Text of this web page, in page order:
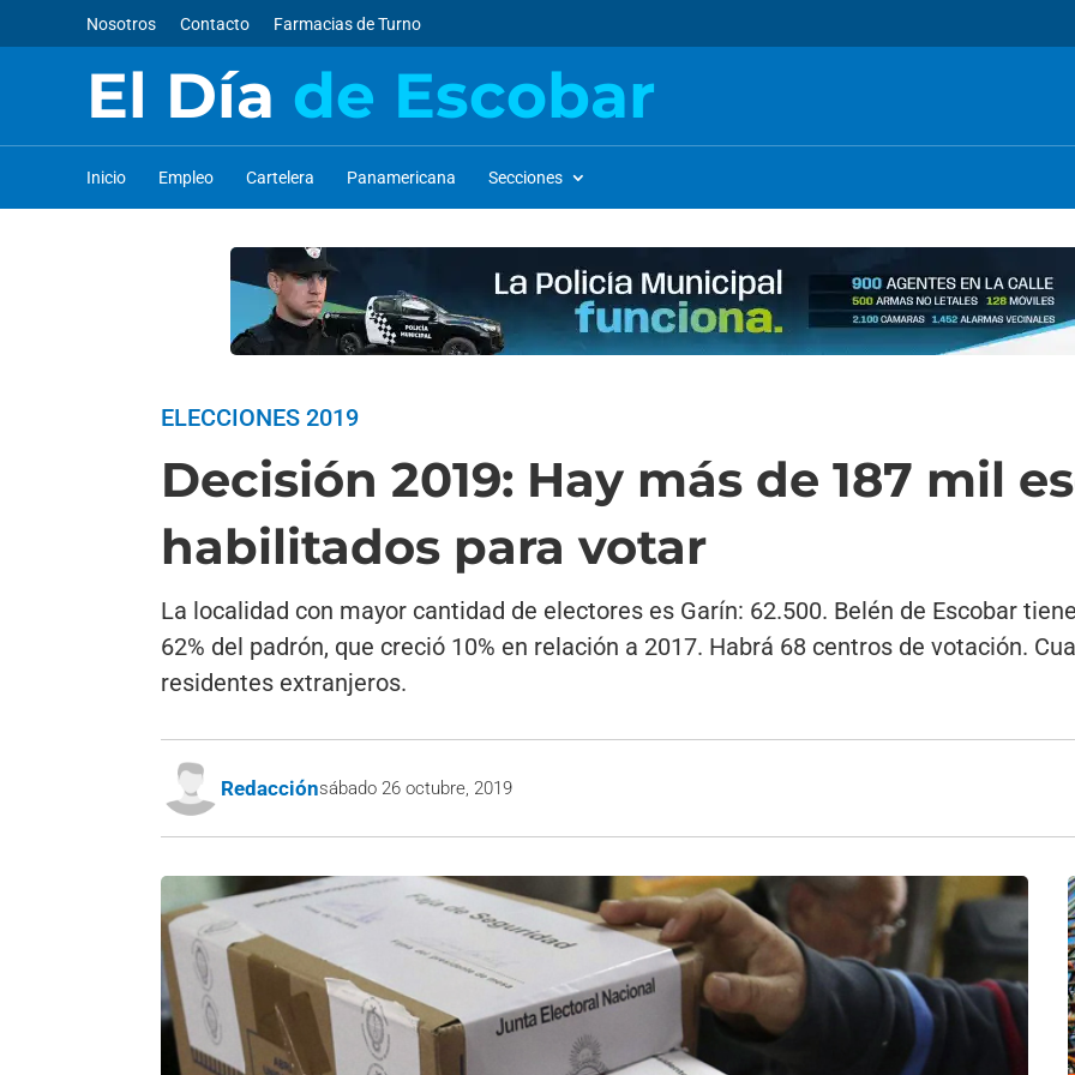
Nosotros Contacto Farmacias de Turno
El Día de Escobar
Inicio Empleo Cartelera Panamericana Secciones
ELECCIONES 2019
Decisión 2019: Hay más de 187 mil
habilitados para votar
La localidad con mayor cantidad de electores es Garín: 62.500. Belén de Escobar
62% del padrón, que creció 10% en relación a 2017. Habrá 68 centros de votación.
residentes extranjeros.
Redacciónsábado 26 octubre, 2019